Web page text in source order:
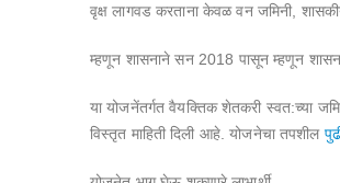
वृक्ष लागवड करताना केवळ वन जमिनी,
म्हणून शासनाने सन 2018 पासून म्हणून शासनाने
या योजनेंतर्गत वैयक्तिक शेतकरी स्वत:च्या
विस्तृत माहिती दिली आहे. योजनेचा तपशील